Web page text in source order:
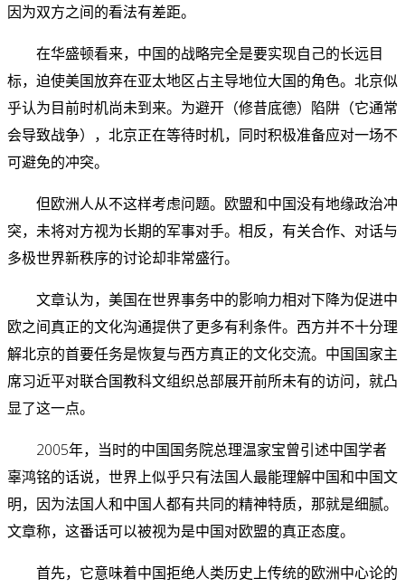
因为双方之间的看法有差距。
在华盛顿看来，中国的战略完全是要实现自己的长远目
标，迫使美国放弃在亚太地区占主导地位大国的角色。北京似
乎认为目前时机尚未到来。为避开（修昔底德）陷阱（它通常
会导致战争），北京正在等待时机，同时积极准备应对一场不
可避免的冲突。
但欧洲人从不这样考虑问题。欧盟和中国没有地缘政治冲
突，未将对方视为长期的军事对手。相反，有关合作、对话与
多极世界新秩序的讨论却非常盛行。
文章认为，美国在世界事务中的影响力相对下降为促进中
欧之间真正的文化沟通提供了更多有利条件。西方并不十分理
解北京的首要任务是恢复与西方真正的文化交流。中国国家主
席习近平对联合国教科文组织总部展开前所未有的访问，就凸
显了这一点。
2005年，当时的中国国务院总理温家宝曾引述中国学者
辜鸿铭的话说，世界上似乎只有法国人最能理解中国和中国文
明，因为法国人和中国人都有共同的精神特质，那就是细腻。
文章称，这番话可以被视为是中国对欧盟的真正态度。
首先，它意味着中国拒绝人类历史上传统的欧洲中心论的